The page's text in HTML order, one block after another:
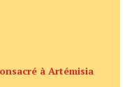
à Artémisia